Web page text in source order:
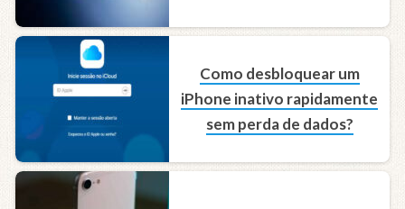
Como desbloquear um
iPhone inativo rapidamente
sem perda de dados?